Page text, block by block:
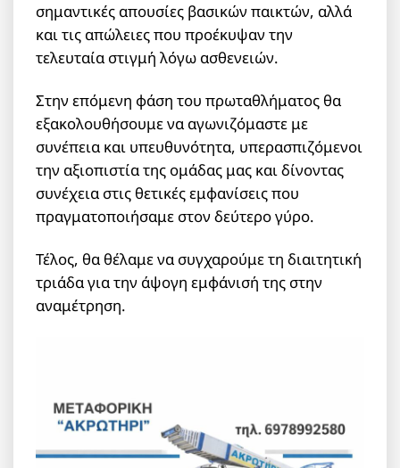
σημαντικές απουσίες βασικών παικτών, αλλά
και τις απώλειες που προέκυψαν την
τελευταία στιγμή λόγω ασθενειών.
Στην επόμενη φάση του πρωταθλήματος θα
εξακολουθήσουμε να αγωνιζόμαστε με
συνέπεια και υπευθυνότητα, υπερασπιζόμενοι
την αξιοπιστία της ομάδας μας και δίνοντας
συνέχεια στις θετικές εμφανίσεις που
πραγματοποιήσαμε στον δεύτερο γύρο.
Τέλος, θα θέλαμε να συγχαρούμε τη διαιτητική
τριάδα για την άψογη εμφάνισή της στην
αναμέτρηση.